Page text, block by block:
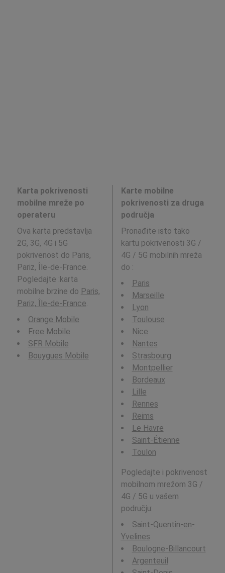
Karta pokrivenosti
mobilne mreže po
operateru
Ova karta predstavlja
2G, 3G, 4G i 5G
pokrivenost do Paris,
Pariz, Île-de-France.
Pogledajte :karta
mobilne brzine do Paris,
Pariz, Île-de-France
Orange Mobile
Free Mobile
SFR Mobile
Bouygues Mobile
Karte mobilne
pokrivenosti za druga
područja
Pronađite isto tako
kartu pokrivenosti 3G /
4G / 5G mobilnih mreža
do :
Paris
Marseille
Lyon
Toulouse
Nice
Nantes
Strasbourg
Montpellier
Bordeaux
Lille
Rennes
Reims
Le Havre
Saint-Étienne
Toulon
Pogledajte i pokrivenost
mobilnom mrežom 3G /
4G / 5G u vašem
području:
Saint-Quentin-en-
Yvelines
Boulogne-Billancourt
Argenteuil